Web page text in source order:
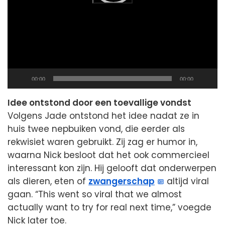
Current
00:00
Total
00:00
Idee ontstond door een toevallige vondst
Volgens Jade ontstond het idee nadat ze in
huis twee nepbuiken vond, die eerder als
rekwisiet waren gebruikt. Zij zag er humor in,
waarna Nick besloot dat het ook commercieel
interessant kon zijn. Hij gelooft dat onderwerpen
als dieren, eten of zwangerschap
altijd viral
gaan. “This went so viral that we almost
actually want to try for real next time,” voegde
Nick later toe.